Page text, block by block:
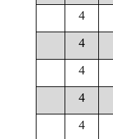
4
4
4
4
4